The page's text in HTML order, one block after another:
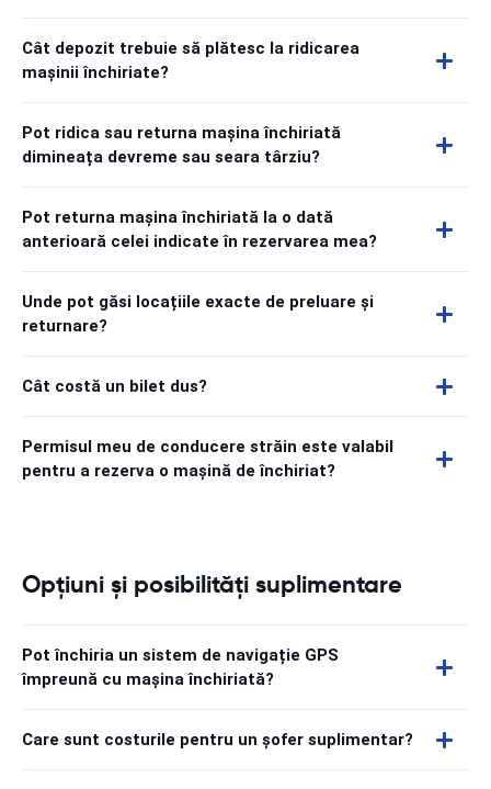
Cât depozit trebuie să plătesc la ridicarea
mașinii închiriate?
Pot ridica sau returna mașina închiriată
dimineața devreme sau seara târziu?
Pot returna mașina închiriată la o dată
anterioară celei indicate în rezervarea mea?
Unde pot găsi locațiile exacte de preluare și
returnare?
Cât costă un bilet dus?
Permisul meu de conducere străin este valabil
pentru a rezerva o mașină de închiriat?
Opțiuni și posibilități suplimentare
Pot închiria un sistem de navigație GPS
împreună cu mașina închiriată?
Care sunt costurile pentru un șofer suplimentar?